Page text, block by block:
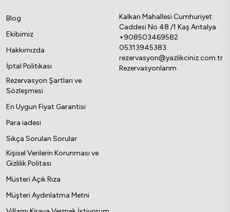
Blog
Ekibimiz
Hakkımızda
İptal Politikası
Rezervasyon Şartları ve
Sözleşmesi
En Uygun Fiyat Garantisi
Para iadesi
Sıkça Sorulan Sorular
Kişisel Verilerin Korunması ve
Gizlilik Politası
Müsteri Açık Rıza
Müşteri Aydınlatma Metni
Kalkan Mahallesi Cumhuriyet
Caddesi No 48 /1 Kaş Antalya
+908503469582
05313945383
rezervasyon@yazlikciniz.com.tr
Rezervasyonlarım